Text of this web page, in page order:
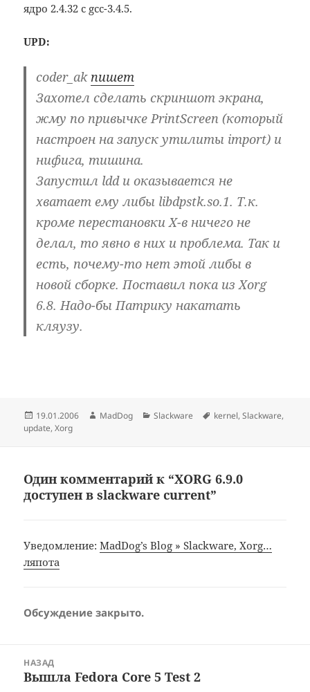
ядро 2.4.32 с gcc-3.4.5.
UPD:
coder_ak пишет
Захотел сделать скриншот экрана,
жму по привычке PrintScreen (который
настроен на запуск утилиты import) и
нифига, тишина.
Запустил ldd и оказывается не
хватает ему либы libdpstk.so.1. Т.к.
кроме перестановки X-в ничего не
делал, то явно в них и проблема. Так и
есть, почему-то нет этой либы в
новой сборке. Поставил пока из Xorg
6.8. Надо-бы Патрику накатать
кляузу.
Опубликовано
19.01.2006 Автор
MadDog Рубрики
Slackware Метки
kernel,Slackware,
update,Xorg
Один комментарий к “XORG 6.9.0
доступен в slackware current”
Уведомление:MadDog’s Blog » Slackware, Xorg…
ляпота
Обсуждение закрыто.
записям
НАЗАД
Предыдущая
Вышла Fedora Core 5 Test 2